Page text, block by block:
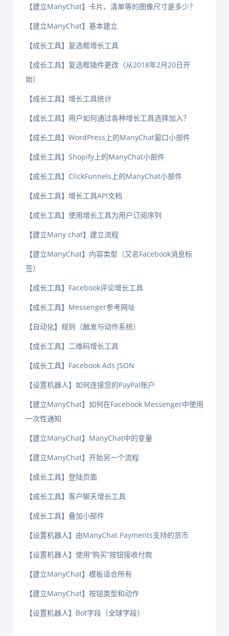
【建立ManyChat】卡片、清单等的图像尺寸是多少？
【建立ManyChat】基本建立
【成长工具】复选框增长工具
【成长工具】复选框插件更改（从2018年2月20日开
始）
【成长工具】增长工具统计
【成长工具】用户如何通过各种增长工具选择加入？
【成长工具】WordPress上的ManyChat窗口小部件
【成长工具】Shopify上的ManyChat小部件
【成长工具】ClickFunnels上的ManyChat小部件
【成长工具】增长工具API文档
【成长工具】使用增长工具为用户订阅序列
【建立Many chat】建立流程
【建立ManyChat】内容类型（又名Facebook消息标
签）
【成长工具】Facebook评论增长工具
【成长工具】Messenger参考网址
【自动化】规则（触发与动作系统）
【成长工具】二维码增长工具
【成长工具】Facebook Ads JSON
【设置机器人】如何连接您的PayPal账户
【建立ManyChat】如何在Facebook Messenger中使用
一次性通知
【建立ManyChat】ManyChat中的变量
【建立ManyChat】开始另一个流程
【成长工具】登陆页面
【成长工具】客户聊天增长工具
【成长工具】叠加小部件
【设置机器人】由ManyChat Payments支持的货币
【设置机器人】使用“购买”按钮接收付款
【建立ManyChat】模板适合所有
【建立ManyChat】按钮类型和动作
【设置机器人】Bot字段（全球字段）